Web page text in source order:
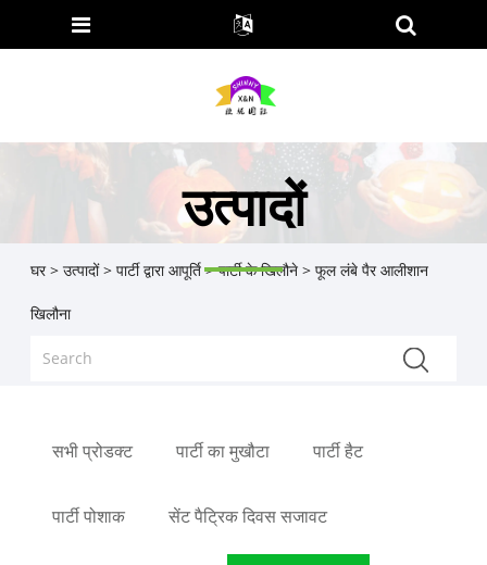
उत्पादों
घर > उत्पादों> पार्टी द्वारा आपूर्ति>पार्टी के खिलौने> फूल लंबे पैर आलीशान
खिलौना
सभी प्रोडक्ट पार्टी का मुखौटा पार्टी हैट
पार्टी पोशाक सेंट पैट्रिक दिवस सजावट